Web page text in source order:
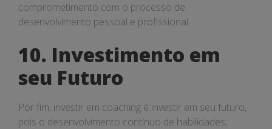
comprometimento com o processo de
desenvolvimento pessoal e profissional.
10. Investimento em
seu Futuro
Por fim, investir em coaching é investir em seu futuro,
pois o desenvolvimento contínuo de habilidades,